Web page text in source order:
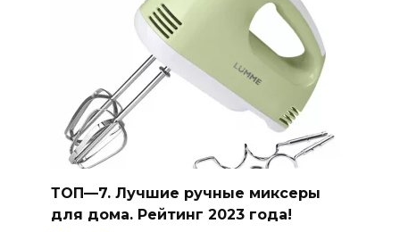
ТОП—7. Лучшие ручные миксеры
для дома. Рейтинг 2023 года!